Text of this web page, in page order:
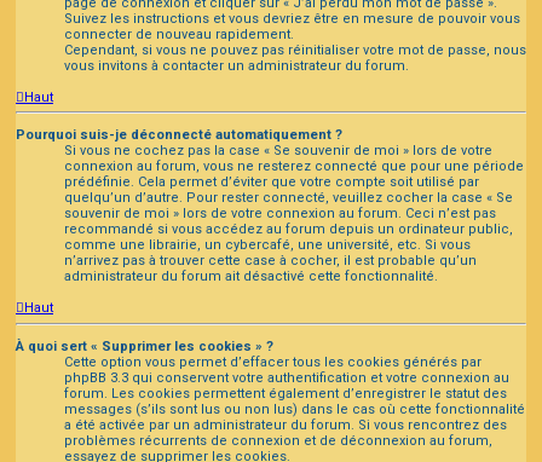
Suivez les instructions et vous devriez être en mesure de pouvoir vous
connecter de nouveau rapidement.
Cependant, si vous ne pouvez pas réinitialiser votre mot de passe, nous
vous invitons à contacter un administrateur du forum.
Haut
Pourquoi suis-je déconnecté automatiquement ?
Si vous ne cochez pas la case « Se souvenir de moi » lors de votre
connexion au forum, vous ne resterez connecté que pour une période
prédéfinie. Cela permet d’éviter que votre compte soit utilisé par
quelqu’un d’autre. Pour rester connecté, veuillez cocher la case « Se
souvenir de moi » lors de votre connexion au forum. Ceci n’est pas
recommandé si vous accédez au forum depuis un ordinateur public,
comme une librairie, un cybercafé, une université, etc. Si vous
n’arrivez pas à trouver cette case à cocher, il est probable qu’un
administrateur du forum ait désactivé cette fonctionnalité.
Haut
À quoi sert « Supprimer les cookies » ?
Cette option vous permet d’effacer tous les cookies générés par
phpBB 3.3 qui conservent votre authentification et votre connexion au
forum. Les cookies permettent également d’enregistrer le statut des
messages (s’ils sont lus ou non lus) dans le cas où cette fonctionnalité
a été activée par un administrateur du forum. Si vous rencontrez des
problèmes récurrents de connexion et de déconnexion au forum,
essayez de supprimer les cookies.